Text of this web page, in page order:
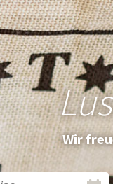
Wir